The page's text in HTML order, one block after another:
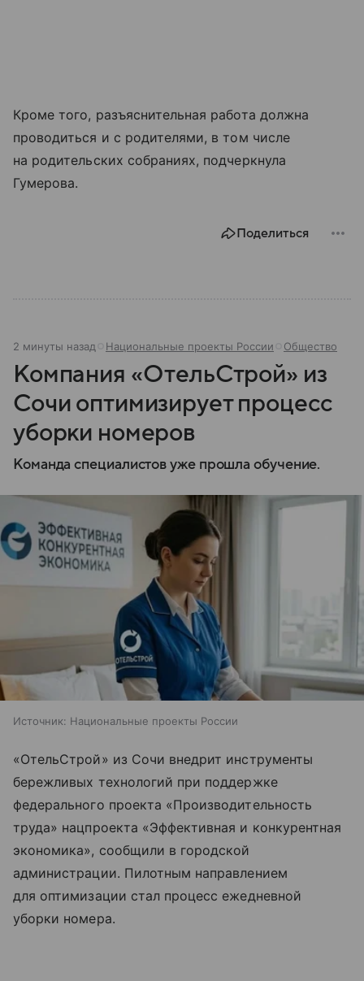
Кроме того, разъяснительная работа должна
проводиться и с родителями, в том числе
на родительских собраниях, подчеркнула
Гумерова.
Поделиться
2 минуты назад Национальные проекты России Общество
Компания «ОтельСтрой» из
Сочи оптимизирует процесс
уборки номеров
Команда специалистов уже прошла обучение.
Источник: Национальные проекты России
«ОтельСтрой» из Сочи внедрит инструменты
бережливых технологий при поддержке
федерального проекта «Производительность
труда» нацпроекта «Эффективная и конкурентная
экономика», сообщили в городской
администрации. Пилотным направлением
для оптимизации стал процесс ежедневной
уборки номера.